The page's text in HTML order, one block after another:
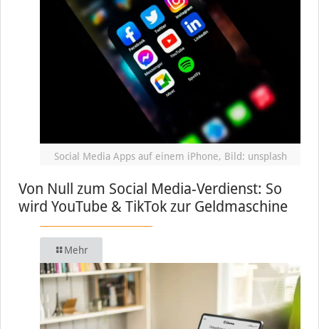
Social Media Apps auf einem iPhone, Bild: unsplash
Von Null zum Social Media-Verdienst: So
wird YouTube & TikTok zur Geldmaschine
Mehr